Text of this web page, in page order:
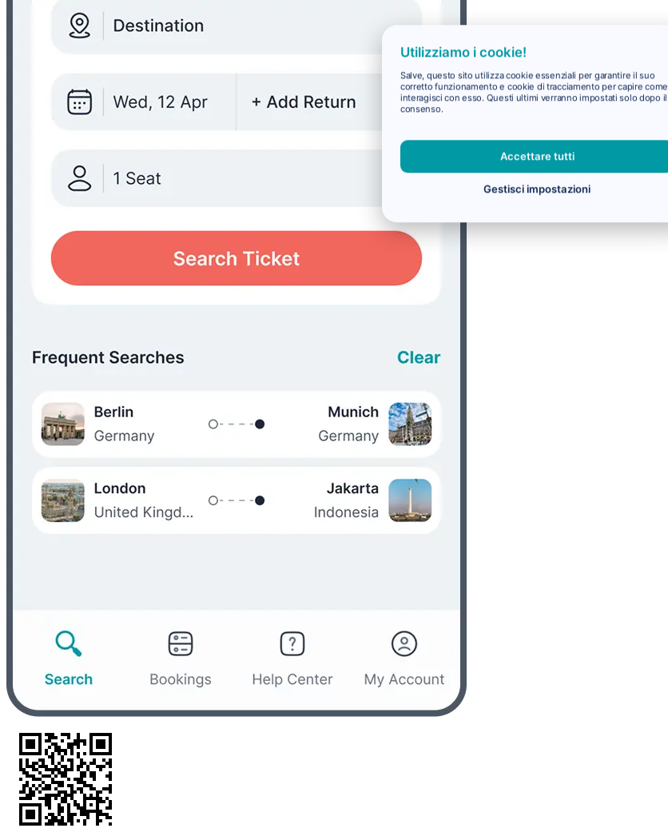
Utilizziamo i cookie!
Salve, questo sito utilizza cookie essenziali per garantire il suo
corretto funzionamento e cookie di tracciamento per capire come
interagisci con esso. Questi ultimi verranno impostati solo dopo il
consenso.
Accettare tutti
Gestisci impostazioni